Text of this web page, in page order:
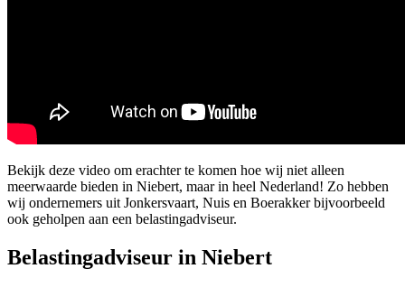
Bekijk deze video om erachter te komen hoe wij niet alleen
meerwaarde bieden in Niebert, maar in heel Nederland! Zo hebben
wij ondernemers uit Jonkersvaart, Nuis en Boerakker bijvoorbeeld
ook geholpen aan een belastingadviseur.
Belastingadviseur in Niebert